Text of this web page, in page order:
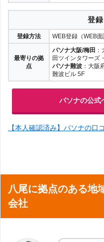
登
登録方法 WEB登録（WEB
最寄りの拠
点
パソナ大阪/梅田
田ツインタワーズ
パソナ難波 ：大阪
難波ビル 5F
パソナの公式
【本人確認済み】パソナの口
八尾に拠点のある地
会社